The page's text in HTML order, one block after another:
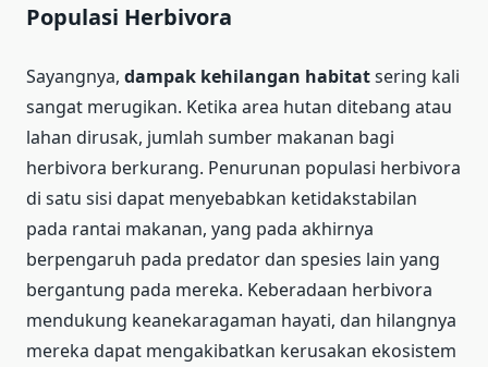
Populasi Herbivora
Sayangnya, dampak kehilangan habitatsering kali
sangat merugikan. Ketika area hutan ditebang atau
lahan dirusak, jumlah sumber makanan bagi
herbivora berkurang. Penurunan populasi herbivora
di satu sisi dapat menyebabkan ketidakstabilan
pada rantai makanan, yang pada akhirnya
berpengaruh pada predator dan spesies lain yang
bergantung pada mereka. Keberadaan herbivora
mendukung keanekaragaman hayati, dan hilangnya
mereka dapat mengakibatkan kerusakan ekosistem